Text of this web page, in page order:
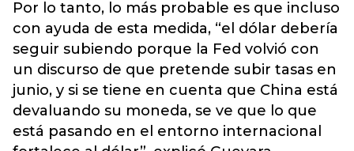
Por lo tanto, lo más probable es que incluso
con ayuda de esta medida, “el dólar debería
seguir subiendo porque la Fed volvió con
un discurso de que pretende subir tasas en
junio, y si se tiene en cuenta que China está
devaluando su moneda, se ve que lo que
está pasando en el entorno internacional